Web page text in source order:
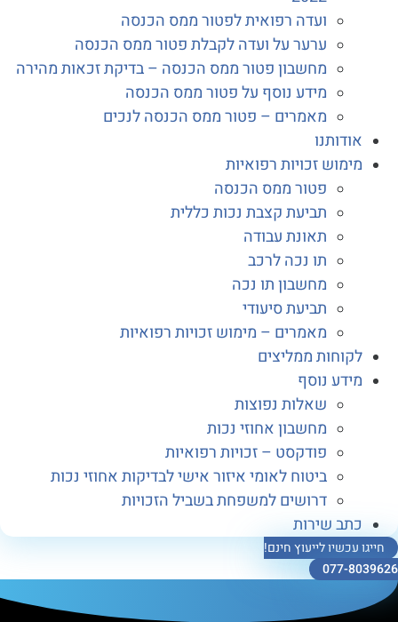
ועדה רפואית לפטור ממס הכנסה
ערער על ועדה לקבלת פטור ממס הכנסה
מחשבון פטור ממס הכנסה – בדיקת זכאות מהירה
מידע נוסף על פטור ממס הכנסה
מאמרים – פטור ממס הכנסה לנכים
זכויות רפואיות
פטור ממס הכנסה
תביעת קצבת נכות כללית
תאונת עבודה
תו נכה לרכב
מחשבון תו נכה
תביעת סיעודי
מאמרים – מימוש זכויות רפואיות
ממליצים
נוסף
שאלות נפוצות
מחשבון אחוזי נכות
פודקסט – זכויות רפואיות
ביטוח לאומי איזור אישי לבדיקות אחוזי נכות
דרושים למשפחת בשביל הזכויות
שירות
לייעוץ חינם!
077-